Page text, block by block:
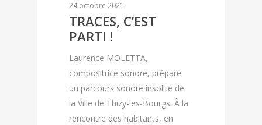
24 octobre 2021
TRACES, C’EST
PARTI !
Laurence MOLETTA,
compositrice sonore, prépare
un parcours sonore insolite de
la Ville de Thizy-les-Bourgs. À la
rencontre des habitants, en